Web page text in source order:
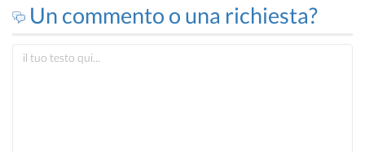
Un commento o una richiesta?